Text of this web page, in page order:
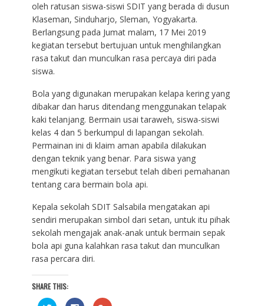
oleh ratusan siswa-siswi SDIT yang berada di dusun
Klaseman, Sinduharjo, Sleman, Yogyakarta.
Berlangsung pada Jumat malam, 17 Mei 2019
kegiatan tersebut bertujuan untuk menghilangkan
rasa takut dan munculkan rasa percaya diri pada
siswa.
Bola yang digunakan merupakan kelapa kering yang
dibakar dan harus ditendang menggunakan telapak
kaki telanjang. Bermain usai taraweh, siswa-siswi
kelas 4 dan 5 berkumpul di lapangan sekolah.
Permainan ini di klaim aman apabila dilakukan
dengan teknik yang benar. Para siswa yang
mengikuti kegiatan tersebut telah diberi pemahanan
tentang cara bermain bola api.
Kepala sekolah SDIT Salsabila mengatakan api
sendiri merupakan simbol dari setan, untuk itu pihak
sekolah mengajak anak-anak untuk bermain sepak
bola api guna kalahkan rasa takut dan munculkan
rasa percara diri.
SHARE THIS: